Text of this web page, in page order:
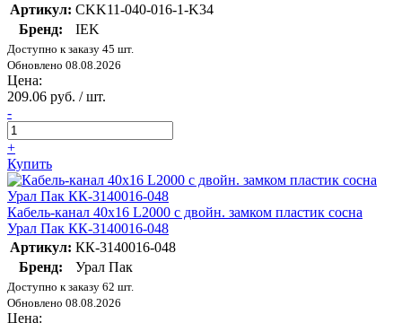
Артикул: CKK11-040-016-1-K34
Бренд:
IEK
Доступно к заказу 45 шт.
Обновлено 08.08.2026
Цена:
209.06 руб. / шт.
-
+
Купить
Кабель-канал 40х16 L2000 с двойн. замком пластик сосна
Урал Пак КК-3140016-048
Артикул: КК-3140016-048
Бренд:
Урал Пак
Доступно к заказу 62 шт.
Обновлено 08.08.2026
Цена: